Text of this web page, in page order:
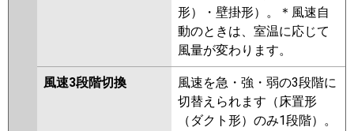
形）・壁掛形）。＊風速自
動のときは、室温に応じて
風量が変わります。
風速3段階切換
風速を急・強・弱の3段階に
切替えられます（床置形
（ダクト形）のみ1段階）。